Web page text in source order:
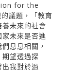
for the
議題，「教育
未來的社會
未來是否進
息息相關，
望透過探
我對於過